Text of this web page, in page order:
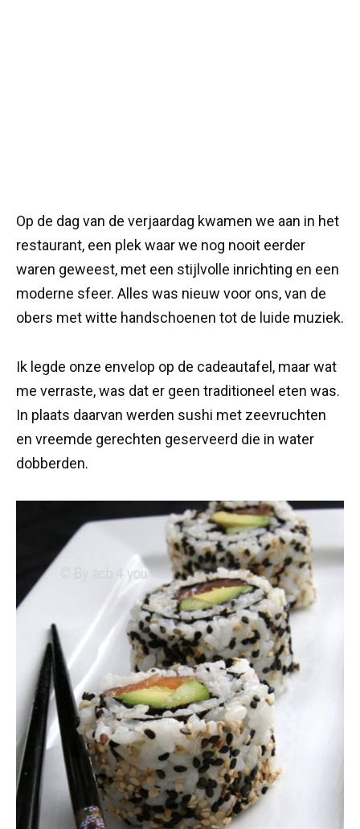
Op de dag van de verjaardag kwamen we aan in het
restaurant, een plek waar we nog nooit eerder
waren geweest, met een stijlvolle inrichting en een
moderne sfeer. Alles was nieuw voor ons, van de
obers met witte handschoenen tot de luide muziek.
Ik legde onze envelop op de cadeautafel, maar wat
me verraste, was dat er geen traditioneel eten was.
In plaats daarvan werden sushi met zeevruchten
en vreemde gerechten geserveerd die in water
dobberden.